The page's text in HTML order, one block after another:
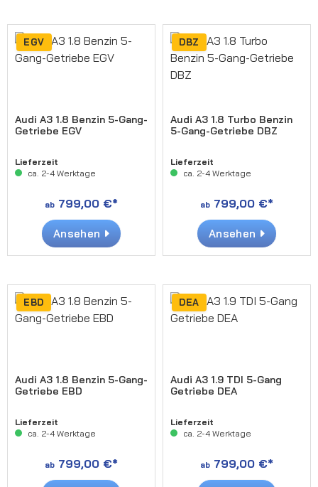
EGV
Audi A3 1.8 Benzin 5-Gang-
Getriebe EGV
Lieferzeit
ca. 2-4 Werktage
ab 799,00 €*
Ansehen
DBZ
Audi A3 1.8 Turbo Benzin
5-Gang-Getriebe DBZ
Lieferzeit
ca. 2-4 Werktage
ab 799,00 €*
Ansehen
EBD
Audi A3 1.8 Benzin 5-Gang-
Getriebe EBD
Lieferzeit
ca. 2-4 Werktage
ab 799,00 €*
DEA
Audi A3 1.9 TDI 5-Gang
Getriebe DEA
Lieferzeit
ca. 2-4 Werktage
ab 799,00 €*